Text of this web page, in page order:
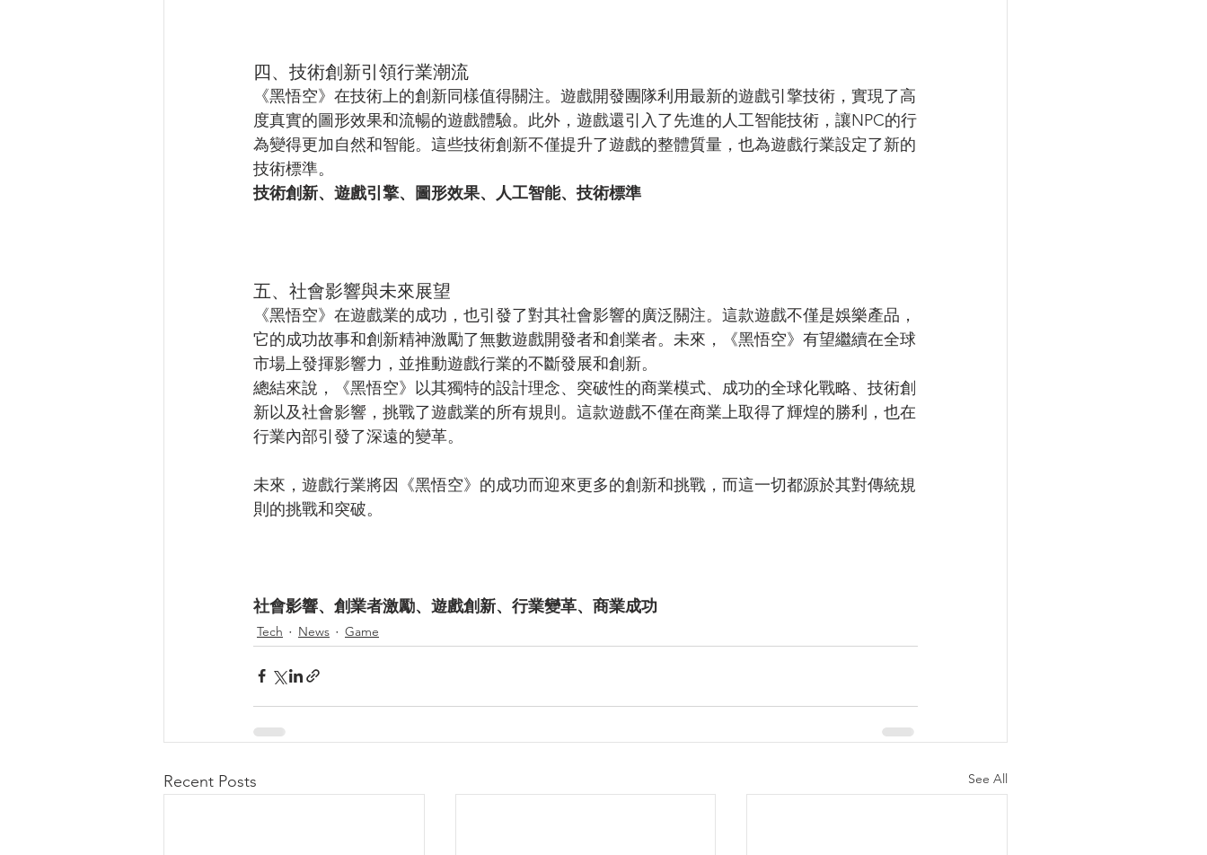
四、技術創新引領行業潮流
《黑悟空》在技術上的創新同樣值得關注。遊戲開發團隊利用最新的遊戲引擎技術，實現了高
度真實的圖形效果和流暢的遊戲體驗。此外，遊戲還引入了先進的人工智能技術，讓NPC的行
為變得更加自然和智能。這些技術創新不僅提升了遊戲的整體質量，也為遊戲行業設定了新的
技術標準。
技術創新、遊戲引擎、圖形效果、人工智能、技術標準
五、社會影響與未來展望
《黑悟空》在遊戲業的成功，也引發了對其社會影響的廣泛關注。這款遊戲不僅是娛樂產品，
它的成功故事和創新精神激勵了無數遊戲開發者和創業者。未來，《黑悟空》有望繼續在全球
市場上發揮影響力，並推動遊戲行業的不斷發展和創新。
總結來說，《黑悟空》以其獨特的設計理念、突破性的商業模式、成功的全球化戰略、技術創
新以及社會影響，挑戰了遊戲業的所有規則。這款遊戲不僅在商業上取得了輝煌的勝利，也在
行業內部引發了深遠的變革。
未來，遊戲行業將因《黑悟空》的成功而迎來更多的創新和挑戰，而這一切都源於其對傳統規
則的挑戰和突破。
社會影響、創業者激勵、遊戲創新、行業變革、商業成功
Tech News Game
Recent Posts See All